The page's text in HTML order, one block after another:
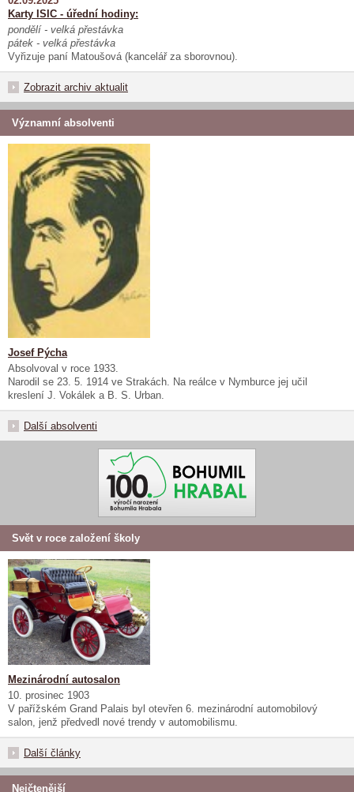
Karty ISIC - úřední hodiny:
pondělí - velká přestávka
pátek - velká přestávka
Vyřizuje paní Matoušová (kancelář za sborovnou).
Zobrazit archiv aktualit
Významní absolventi
Josef Pýcha
Absolvoval v roce 1933.
Narodil se 23. 5. 1914 ve Strakách. Na reálce v Nymburce jej učil
kreslení J. Vokálek a B. S. Urban.
Další absolventi
Svět v roce založení školy
Mezinárodní autosalon
10. prosinec 1903
V pařížském Grand Palais byl otevřen 6. mezinárodní automobilový
salon, jenž předvedl nové trendy v automobilismu.
Další články
Nejčtenější